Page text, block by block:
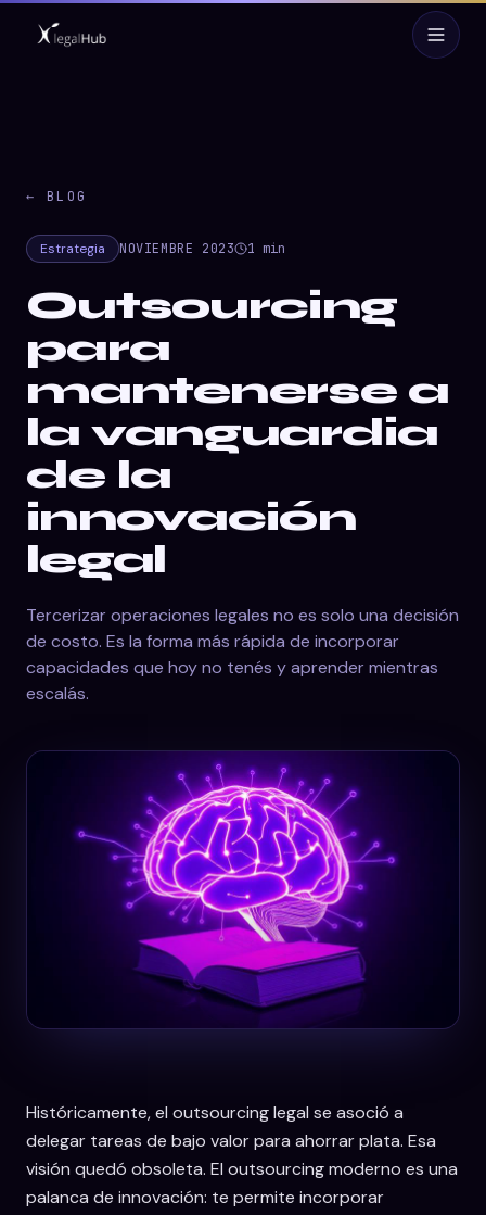
← BLOG
Estrategia NOVIEMBRE 2023 1 min
Outsourcing
para
mantenerse a
la vanguardia
de la
innovación
legal
Tercerizar operaciones legales no es solo una decisión
de costo. Es la forma más rápida de incorporar
capacidades que hoy no tenés y aprender mientras
escalás.
Históricamente, el outsourcing legal se asoció a
delegar tareas de bajo valor para ahorrar plata. Esa
visión quedó obsoleta. El outsourcing moderno es una
palanca de innovación: te permite incorporar